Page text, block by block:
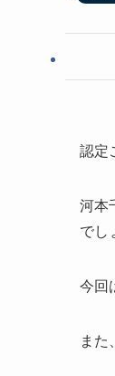
認定
河本
でし
今回
また